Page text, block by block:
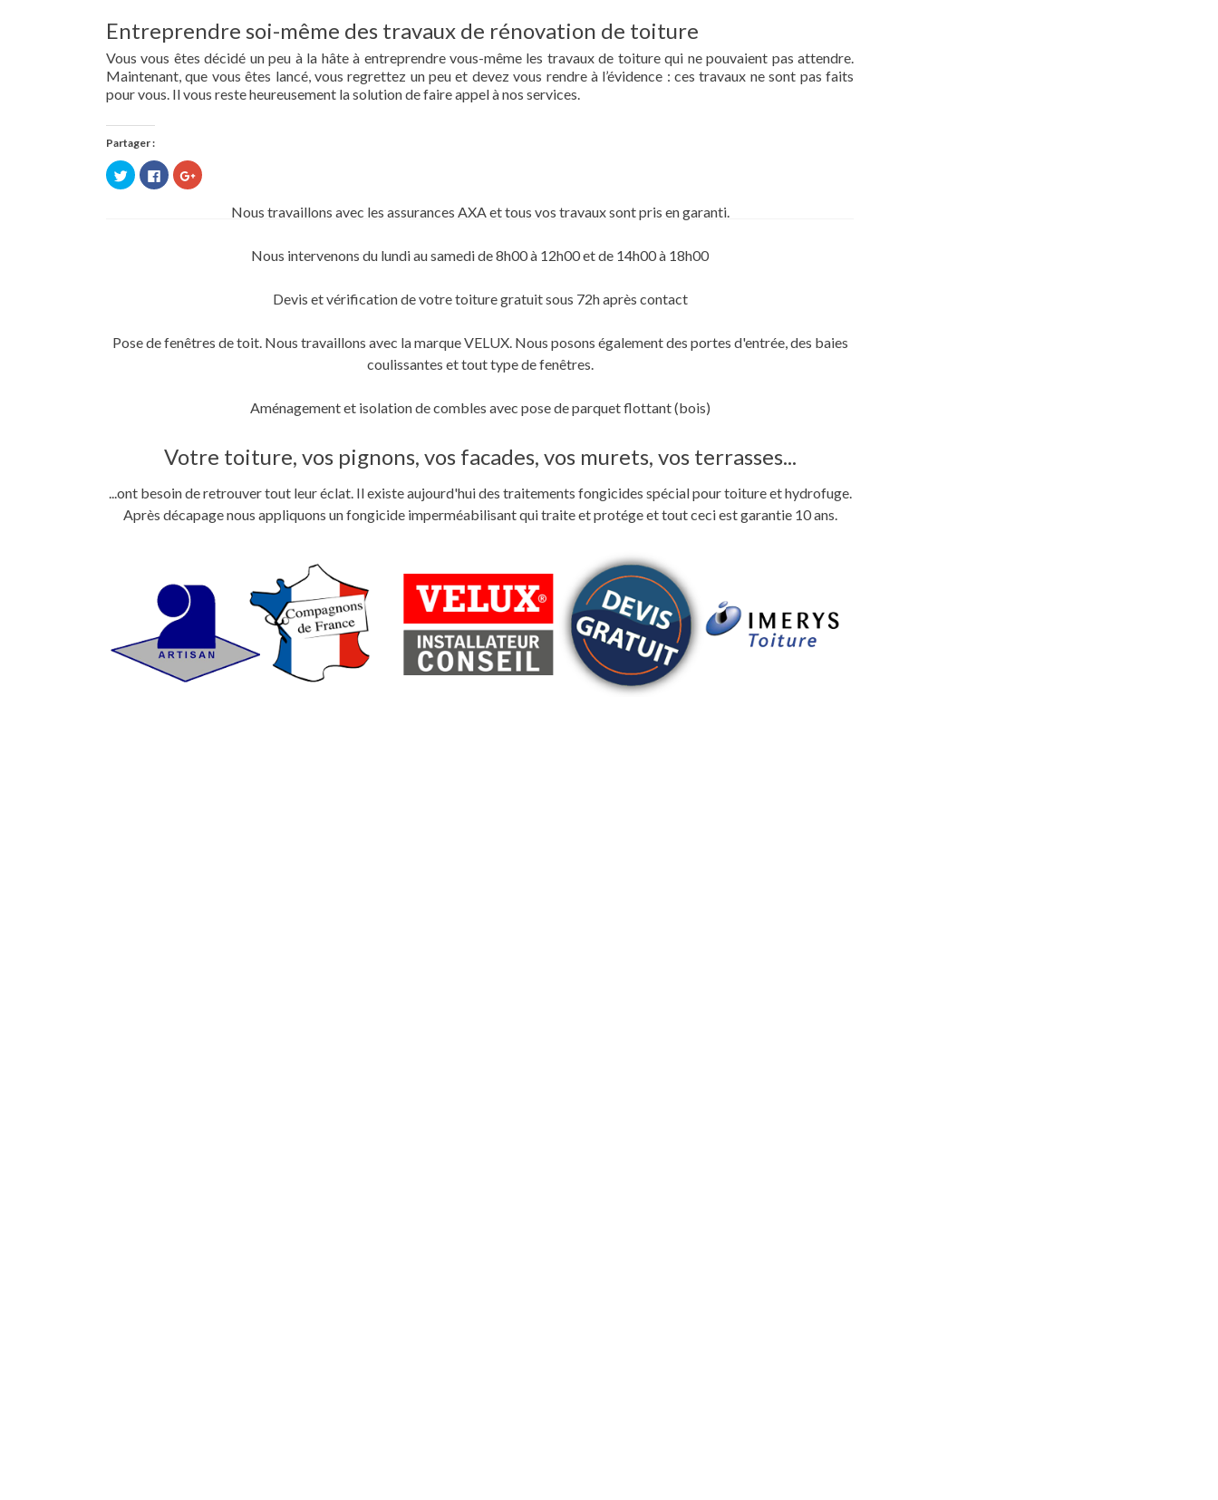
Entreprendre soi-même des travaux de rénovation de toiture
Vous vous êtes décidé un peu à la hâte à entreprendre vous-même les travaux de toiture qui ne pouvaient pas attendre.
Maintenant, que vous êtes lancé, vous regrettez un peu et devez vous rendre à l’évidence : ces travaux ne sont pas faits
pour vous. Il vous reste heureusement la solution de faire appel à nos services.
Partager :
Cliquez
pour
partager
Cliquez
pour
partager
Facebook(ouvre
Cliquez
pour
Google+Nous travaillons avec les assurances AXA et tous vos travaux sont pris en garanti.
Nous intervenons du lundi au samedi de 8h00 à 12h00 et de 14h00 à 18h00
Devis et vérification de votre toiture gratuit sous 72h après contact
Pose de fenêtres de toit. Nous travaillons avec la marque VELUX. Nous posons également des portes d'entrée, des baies
coulissantes et tout type de fenêtres.
Aménagement et isolation de combles avec pose de parquet flottant (bois)
Votre toiture, vos pignons, vos facades, vos murets, vos terrasses...
...ont besoin de retrouver tout leur éclat. Il existe aujourd'hui des traitements fongicides spécial pour toiture et hydrofuge.
Après décapage nous appliquons un fongicide imperméabilisant qui traite et protége et tout ceci est garantie 10 ans.